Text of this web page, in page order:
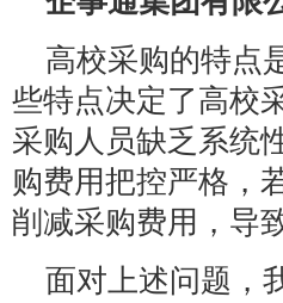
高校采购的特点
些特点决定了高校
采购人员缺乏系统
购费用把控严格，
削减采购费用，导
面对上述问题，